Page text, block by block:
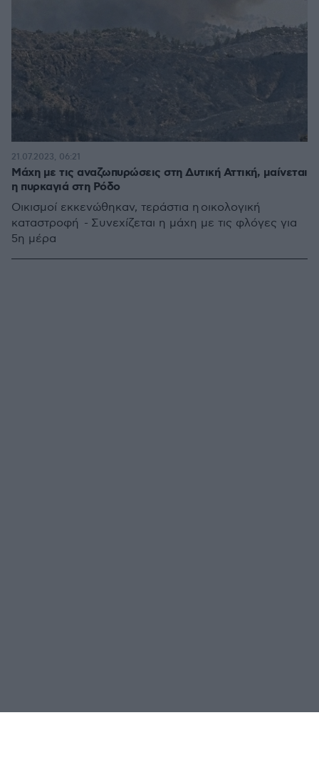
Μάχη με τις αναζωπυρώσεις στη Δυτική Αττική, μαίνεται
η πυρκαγιά στη Ρόδο
Οικισμοί εκκενώθηκαν, τεράστια η οικολογική
καταστροφή - Συνεχίζεται η μάχη με τις φλόγες για
5η μέρα
21.07.2023, 06:21